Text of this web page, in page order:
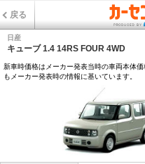
戻る
日産
キューブ 1.4 14RS FOUR 4WD
新車時価格はメーカー発表当時の車両本体
もメーカー発表時の情報に基いています。